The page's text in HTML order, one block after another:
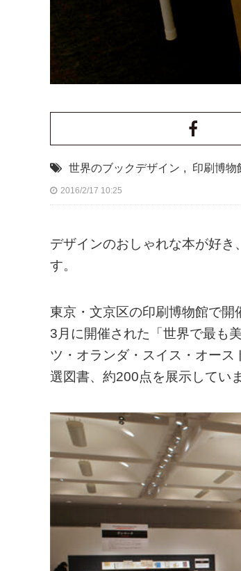
世界のブックデザイン , 印刷博物
2016/2/17 10:25
デザインのおしゃれな本が好
す。
東京・文京区の印刷博物館で
3月に開催された「世界で最も
ツ・オランダ・スイス・オー
選図書、約200点を展示していま